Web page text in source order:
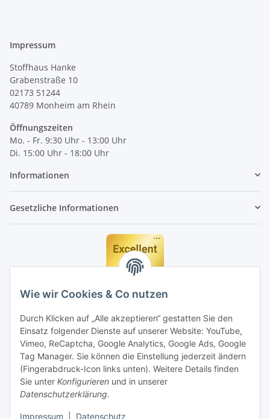
Wie wir Cookies & Co nutzen
Durch Klicken auf „Alle akzeptieren“ gestatten Sie den
Einsatz folgender Dienste auf unserer Website: YouTube,
Vimeo, ReCaptcha, Google Analytics, Google Ads, Google
Tag Manager. Sie können die Einstellung jederzeit ändern
(Fingerabdruck-Icon links unten). Weitere Details finden
Sie unter Konfigurieren und in unserer
Datenschutzerklärung.
Impressum Datenschutz
Impressum
Stoffhaus Hanke
Grabenstraße 10
02173 51244
40789 Monheim am Rhein
Öffnungszeiten
Mo. - Fr. 9:30 Uhr - 13:00 Uhr
Di. 15:00 Uhr - 18:00 Uhr
Informationen
Gesetzliche Informationen